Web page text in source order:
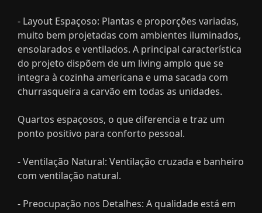
- Layout Espaçoso: Plantas e proporções variadas,
muito bem projetadas com ambientes iluminados,
ensolarados e ventilados. A principal característica
do projeto dispõem de um living amplo que se
integra à cozinha americana e uma sacada com
churrasqueira a carvão em todas as unidades.
Quartos espaçosos, o que diferencia e traz um
ponto positivo para conforto pessoal.
- Ventilação Natural: Ventilação cruzada e banheiro
com ventilação natural.
- Preocupação nos Detalhes: A qualidade está em